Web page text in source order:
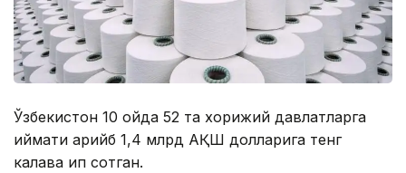
Ўзбекистон 10 ойда 52 та хорижий давлатларга
қиймати қарийб 1,4 млрд АҚШ долларига тенг
калава ип сотган.